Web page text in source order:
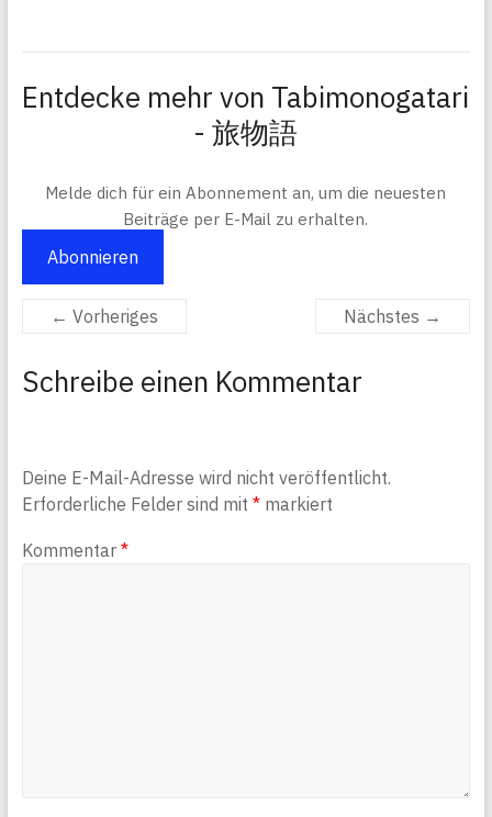
Entdecke mehr von Tabimonogatari
- 旅物語
Melde dich für ein Abonnement an, um die neuesten
Beiträge per E-Mail zu erhalten.
Abonnieren
← Vorheriges Nächstes →
Schreibe einen Kommentar
Deine E-Mail-Adresse wird nicht veröffentlicht.
Erforderliche Felder sind mit *markiert
Kommentar *